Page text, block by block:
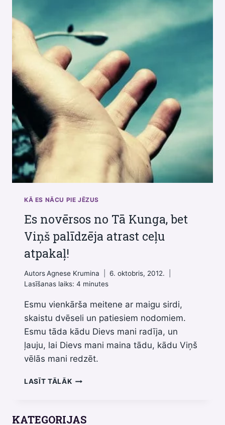
KĀ ES NĀCU PIE JĒZUS
Es novērsos no Tā Kunga, bet
Viņš palīdzēja atrast ceļu
atpakaļ!
AutorsAgnese Krumina
6. oktobris, 2012.
Lasīšanas laiks: 4 minutes
Esmu vienkārša meitene ar maigu sirdi,
skaistu dvēseli un patiesiem nodomiem.
Esmu tāda kādu Dievs mani radīja, un
ļauju, lai Dievs mani maina tādu, kādu Viņš
vēlās mani redzēt.
LASĪT TĀLĀKES
KUNGA,
KATEGORIJAS